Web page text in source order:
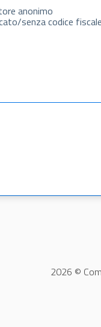
anonimo
senza codice
2026 ©